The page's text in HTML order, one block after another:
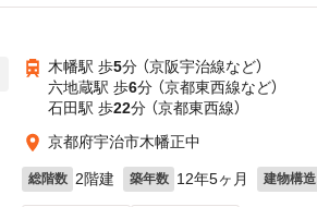
木幡駅 歩5分 （京阪宇治線など）
六地蔵駅 歩6分 （京都東西線など）
石田駅 歩22分 （京都東西線）
京都府宇治市木幡正中
総階数 2階建 築年数 12年5ヶ月 建物構造